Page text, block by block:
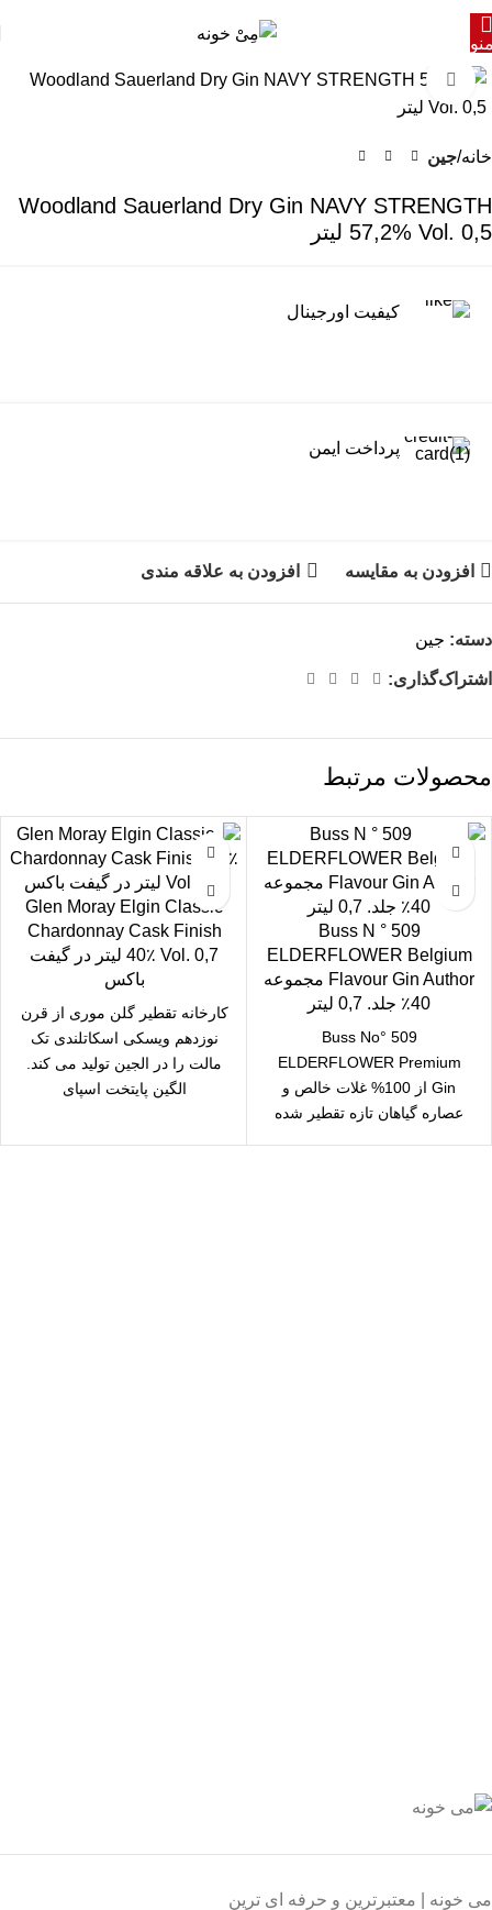
برای بزرگنمایی کلیک کنید
خانه جین
Woodland Sauerland Dry Gin NAVY STRENGTH
57,2% Vol. 0,5 لیتر
کیفیت اورجینال
پرداخت ایمن
افزودن به مقایسه افزودن به علاقه مندی
دسته: جین
اشتراک‌گذاری:
محصولات مرتبط
Buss N ° 509
ELDERFLOWER Belgium
Flavour Gin Author مجموعه
40٪ جلد. 0,7 لیتر
Buss No° 509
ELDERFLOWER Premium
Gin از 100% غلات خالص و
عصاره گیاهان تازه تقطیر شده
Glen Moray Elgin Classic
Chardonnay Cask Finish
40٪ Vol. 0,7 لیتر در گیفت
باکس
کارخانه تقطیر گلن موری از قرن
نوزدهم ویسکی اسکاتلندی تک
مالت را در الجین تولید می کند.
الگین پایتخت اسپای
می خونه | معتبرترین و حرفه ای ترین